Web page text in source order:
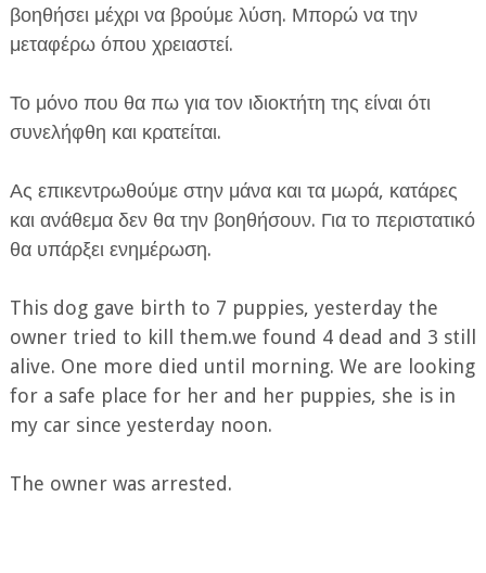
βοηθήσει μέχρι να βρούμε λύση. Μπορώ να την
μεταφέρω όπου χρειαστεί.
Το μόνο που θα πω για τον ιδιοκτήτη της είναι ότι
συνελήφθη και κρατείται.
Ας επικεντρωθούμε στην μάνα και τα μωρά, κατάρες
και ανάθεμα δεν θα την βοηθήσουν. Για το περιστατικό
θα υπάρξει ενημέρωση.
This dog gave birth to 7 puppies, yesterday the
owner tried to kill them.we found 4 dead and 3 still
alive. One more died until morning. We are looking
for a safe place for her and her puppies, she is in
my car since yesterday noon.
The owner was arrested.